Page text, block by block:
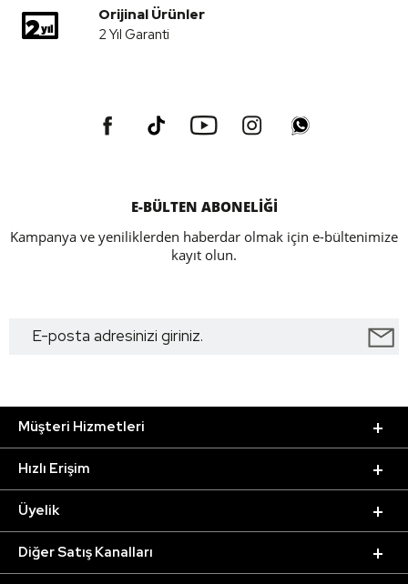
Orijinal Ürünler
2 Yıl Garanti
E-BÜLTEN ABONELİĞİ
Kampanya ve yeniliklerden haberdar olmak için e-bültenimize
kayıt olun.
Müşteri Hizmetleri
Hızlı Erişim
Üyelik
Diğer Satış Kanalları